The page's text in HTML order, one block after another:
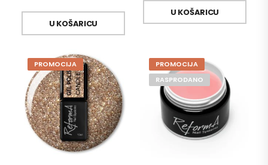
U KOŠARICU
U KOŠARICU
PROMOCIJA
PROMOCIJA
RASPRODANO